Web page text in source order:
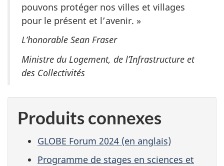
pouvons protéger nos villes et villages
pour le présent et l’avenir. »
L’honorable Sean Fraser
Ministre du Logement, de l’Infrastructure et
des Collectivités
Produits connexes
GLOBE Forum 2024 (en anglais)
Programme de stages en sciences et